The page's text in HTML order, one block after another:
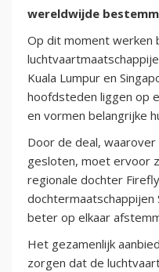
wereldwijde
Op dit moment werken
Kuala Lumpur en
hoofdsteden liggen op
en vormen belangrijke
Door de deal,
gesloten, moet ervoor
regionale dochter
dochtermaatschappijen
beter op elkaar
Het gezamenlijk
zorgen dat de